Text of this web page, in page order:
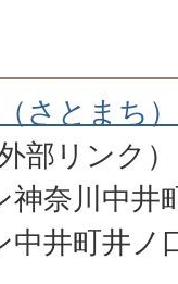
さとまち
外部リンク）
奈川中井
井町井ノ